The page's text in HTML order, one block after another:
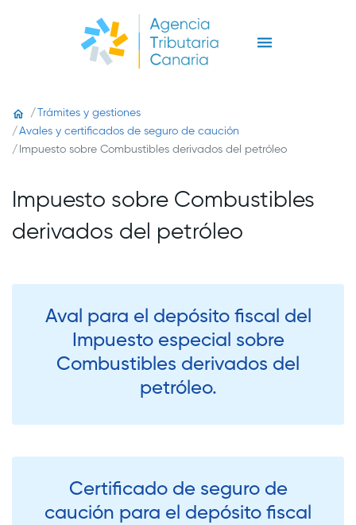
Trámites y gestiones
Avales y certificados de seguro de caución
Impuesto sobre Combustibles derivados del petróleo
Impuesto sobre Combustibles
derivados del petróleo
Aval para el depósito fiscal del
Impuesto especial sobre
Combustibles derivados del
petróleo.
Certificado de seguro de
caución para el depósito fiscal